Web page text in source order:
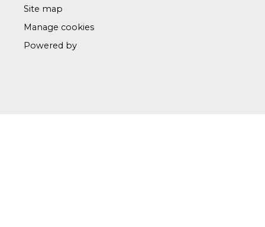
Site map
Manage cookies
Powered by